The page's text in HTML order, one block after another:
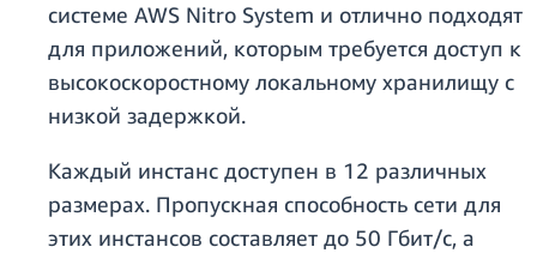
системе AWS Nitro System и отлично подходят
для приложений, которым требуется доступ к
высокоскоростному локальному хранилищу с
низкой задержкой.
Каждый инстанс доступен в 12 различных
размерах. Пропускная способность сети для
этих инстансов составляет до 50 Гбит/с, а